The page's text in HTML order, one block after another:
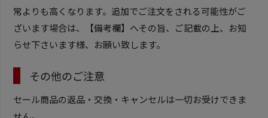
常よりも高くなります。追加でご注文をされる可能性がご
ざいます場合は、【備考欄】へその旨、ご記載の上、お知
らせ下さいます様、お願い致します。
その他のご注意
セール商品の返品・交換・キャンセルは一切お受けできま